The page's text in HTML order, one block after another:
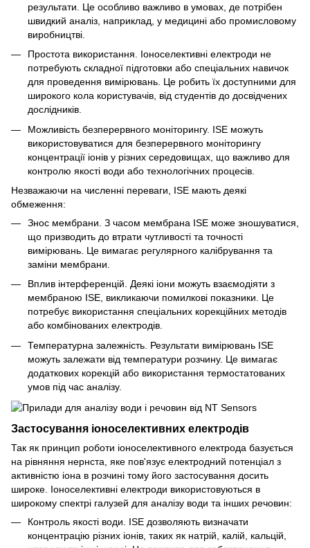
результати. Це особливо важливо в умовах, де потрібен
швидкий аналіз, наприклад, у медицині або промисловому
виробництві.
Простота використання. Іоноселективні електроди не
потребують складної підготовки або спеціальних навичок
для проведення вимірювань. Це робить їх доступними для
широкого кола користувачів, від студентів до досвідчених
дослідників.
Можливість безперервного моніторингу. ІSЕ можуть
використовуватися для безперервного моніторингу
концентрації іонів у різних середовищах, що важливо для
контролю якості води або технологічних процесів.
Незважаючи на численні переваги, ІSЕ мають деякі
обмеження:
Знос мембрани. З часом мембрана ІSЕ може зношуватися,
що призводить до втрати чутливості та точності
вимірювань. Це вимагає регулярного калібрування та
заміни мембрани.
Вплив інтерференцій. Деякі іони можуть взаємодіяти з
мембраною ІSЕ, викликаючи помилкові показники. Це
потребує використання спеціальних корекційних методів
або комбінованих електродів.
Температурна залежність. Результати вимірювань ІSЕ
можуть залежати від температури розчину. Це вимагає
додаткових корекцій або використання термостатованих
умов під час аналізу.
Застосування іоноселективних електродів
Так як принцип роботи іоноселективного електрода базується
на рівняння нернста, яке пов'язує електродний потенціал з
активністю іона в розчині тому його застосування досить
широке. Іоноселективні електроди використовуються в
широкому спектрі галузей для аналізу води та інших речовин:
Контроль якості води. ІSЕ дозволяють визначати
концентрацію різних іонів, таких як натрій, калій, кальцій,